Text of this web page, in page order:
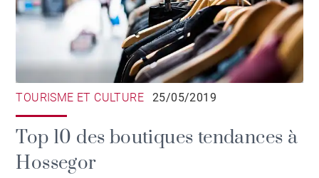
TOURISME ET CULTURE 25/05/2019
Top 10 des boutiques tendances à
Hossegor